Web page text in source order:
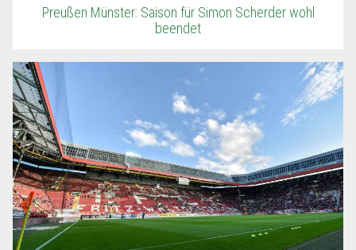
Preußen Münster: Saison für Simon Scherder wohl
beendet